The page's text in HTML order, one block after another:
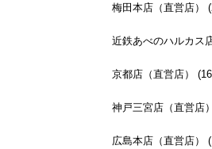
梅田本店（直営店）
近鉄あべのハルカス
京都店（直営店）
神戸三宮店（直営店
広島本店（直営店）